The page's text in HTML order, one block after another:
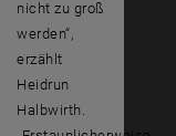
nicht zu groß
werden“,
erzählt
Heidrun
Halbwirth.